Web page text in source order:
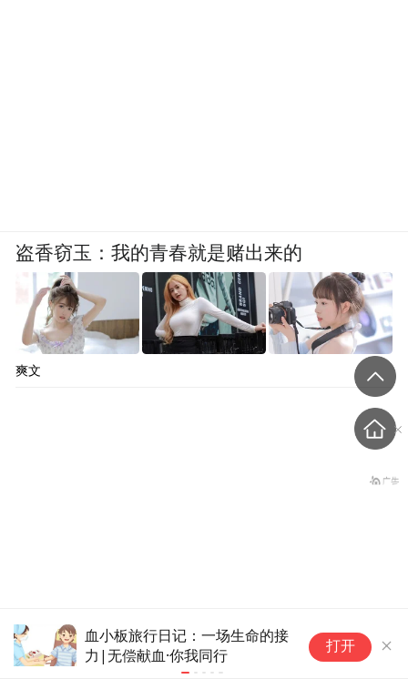
市民想进爱心献血屋躲雨被拒？
官方通报
打开
盗香窃玉：我的青春就是赌出来的
爽文
中国5招齐出，“要打疼美
国，也要让美国学会掂量分